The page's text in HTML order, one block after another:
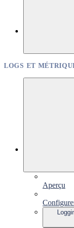
LOGS ET
Aperçu